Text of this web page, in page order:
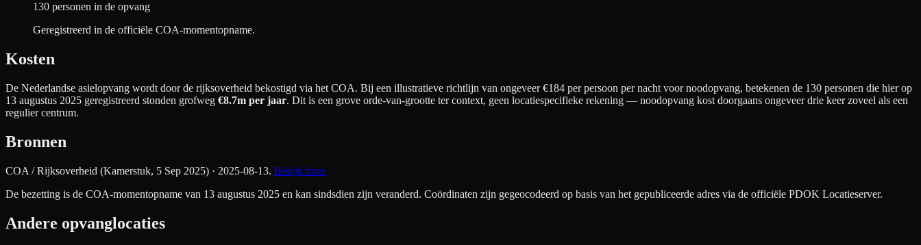
130 personen in de opvang
Geregistreerd in de officiële COA-momentopname.
Kosten
De Nederlandse asielopvang wordt door de rijksoverheid bekostigd via het COA. Bij een illustratieve richtlijn van ongeveer €184 per persoon per nacht voor noodopvang, betekenen de 130 personen die hier op
13 augustus 2025 geregistreerd stonden grofweg €8.7m per jaar. Dit is een grove orde-van-grootte ter context, geen locatiespecifieke rekening — noodopvang kost doorgaans ongeveer drie keer zoveel als een
regulier centrum.
Bronnen
COA / Rijksoverheid (Kamerstuk, 5 Sep 2025) · 2025-08-13. Bekijk bron
De bezetting is de COA-momentopname van 13 augustus 2025 en kan sindsdien zijn veranderd. Coördinaten zijn gegeocodeerd op basis van het gepubliceerde adres via de officiële PDOK Locatieserver.
Andere opvanglocaties